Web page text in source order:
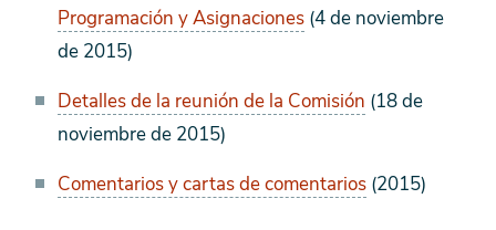
Programación y Asignaciones (4 de noviembre
de 2015)
Detalles de la reunión de la Comisión (18 de
noviembre de 2015)
Comentarios y cartas de comentarios (2015)